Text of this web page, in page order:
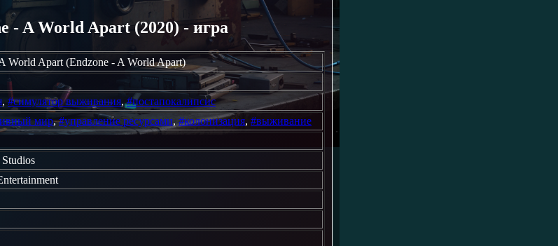
- A World Apart (2020) - игра
World Apart (Endzone - A World Apart)
, #симулятор выживания,#постапокалипсис
мир,#управление ресурсами, #колонизация, #выживание